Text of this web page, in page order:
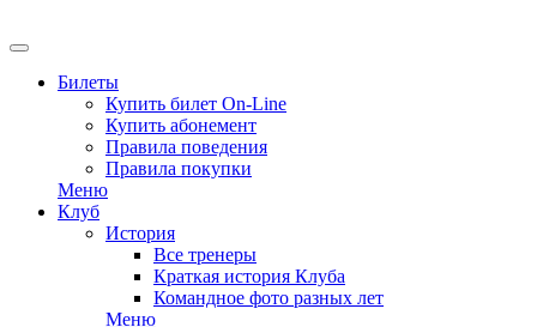
Билеты
Купить билет On-Line
Купить абонемент
Правила поведения
Правила покупки
Меню
Клуб
История
Все тренеры
Краткая история Клуба
Командное фото разных лет
Меню